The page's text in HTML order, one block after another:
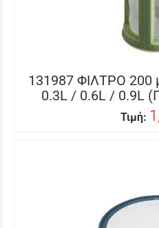
131987 ΦΙΛΤΡΟ 200
0.3L / 0.6L / 0.9L
Τιμή: